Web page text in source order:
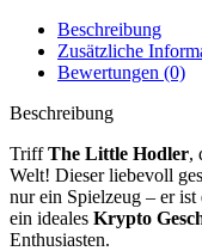
Beschreibung
Zusätzliche
Bewertungen (0)
Beschreibung
TriffThe Little Hodler,
Welt! Dieser liebevoll
nur ein Spielzeug – er
ein ideales Krypto
Enthusiasten.